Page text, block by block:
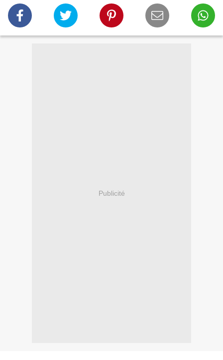
Publicité